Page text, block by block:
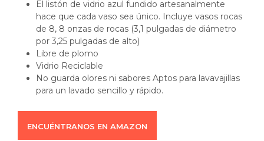
El listón de vidrio azul fundido artesanalmente
hace que cada vaso sea único. Incluye vasos rocas
de 8, 8 onzas de rocas (3,1 pulgadas de diámetro
por 3,25 pulgadas de alto)
Libre de plomo
Vidrio Reciclable
No guarda olores ni sabores Aptos para lavavajillas
para un lavado sencillo y rápido.
ENCUÉNTRANOS EN AMAZON